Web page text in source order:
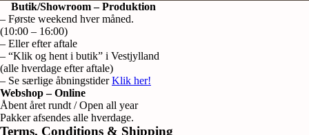
Butik/Showroom – Produktion
– Første weekend hver måned.
(10:00 – 16:00)
– Eller efter aftale
– “Klik og hent i butik” i Vestjylland
(alle hverdage efter aftale)
– Se særlige åbningstiderKlik her!
Webshop – Online
Åbent året rundt / Open all year
Pakker afsendes alle hverdage.
Terms, Conditions & Shipping